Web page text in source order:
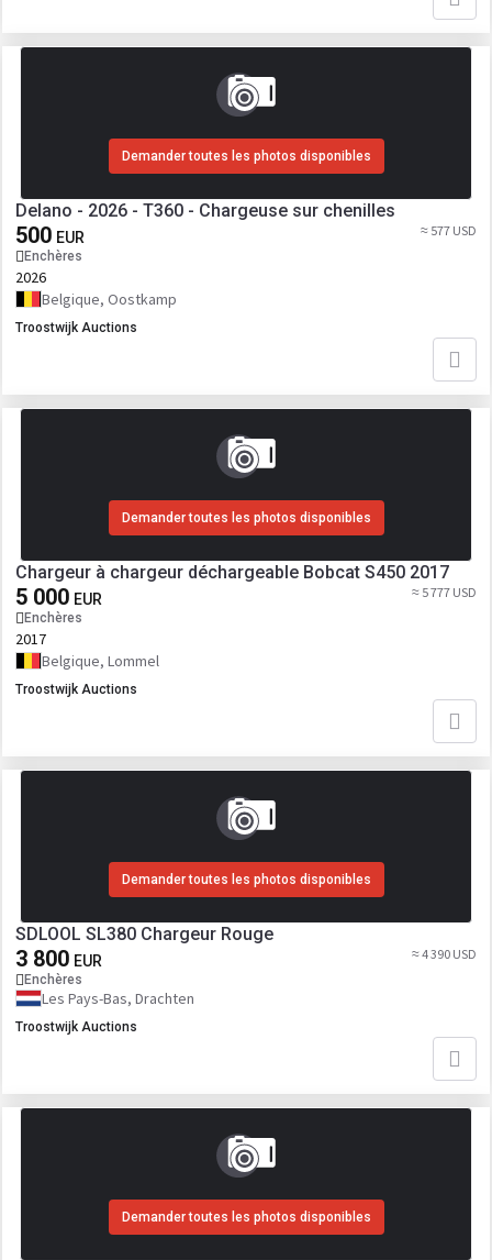
Demander toutes les photos disponibles
Delano - 2026 - T360 - Chargeuse sur chenilles
500 EUR
Enchères
≈ 577 USD
2026
Belgique, Oostkamp
Troostwijk Auctions
Demander toutes les photos disponibles
Chargeur à chargeur déchargeable Bobcat S450 2017
5 000 EUR
Enchères
≈ 5 777 USD
2017
Belgique, Lommel
Troostwijk Auctions
Demander toutes les photos disponibles
SDLOOL SL380 Chargeur Rouge
3 800 EUR
Enchères
≈ 4 390 USD
Les Pays-Bas, Drachten
Troostwijk Auctions
Demander toutes les photos disponibles